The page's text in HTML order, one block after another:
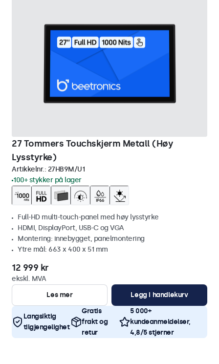
27 Tommers Touchskjerm Metall (Høy
Lysstyrke)
Artikkelnr.: 27HB9M/U1
100+ stykker på lager
Full-HD multi-touch-panel med høy lysstyrke
HDMI, DisplayPort, USB-C og VGA
Montering: innebygget, panelmontering
Ytre mål: 663 x 400 x 51 mm
12 999 kr
ekskl. MVA
Les mer
Legg i handlekurv
Langsiktig
tilgjengelighet
Gratis
frakt og
retur
5 000+
kundeanmeldelser,
4,8/5 stjerner